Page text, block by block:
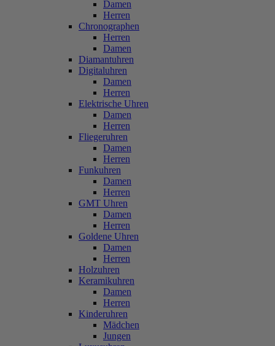
Damen
Herren
Chronographen
Herren
Damen
Diamantuhren
Digitaluhren
Damen
Herren
Elektrische Uhren
Damen
Herren
Fliegeruhren
Damen
Herren
Funkuhren
Damen
Herren
GMT Uhren
Damen
Herren
Goldene Uhren
Damen
Herren
Holzuhren
Keramikuhren
Damen
Herren
Kinderuhren
Mädchen
Jungen